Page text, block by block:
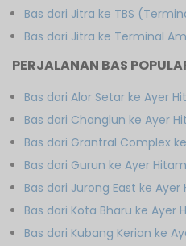
Bas dari Jitra ke TBS
Bas dari Jitra ke Terminal
PERJALANAN BAS
Bas dari Alor Setar ke Ayer
Bas dari Changlun ke Ayer
Bas dari Grantral Complex
Bas dari Gurun ke Ayer Hitam
Bas dari Jurong East ke Ayer
Bas dari Kota Bharu ke Ayer
Bas dari Kubang Kerian ke